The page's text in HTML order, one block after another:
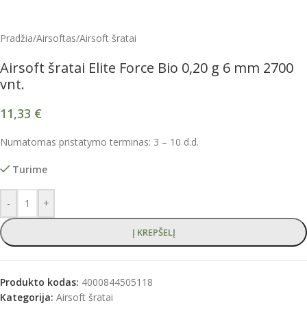
Pradžia/Airsoftas/Airsoft šratai
Airsoft šratai Elite Force Bio 0,20 g 6 mm 2700
vnt.
11,33 €
Numatomas pristatymo terminas: 3 – 10 d.d.
Turime
- +
Į KREPŠELĮ
Produkto kodas: 4000844505118
Kategorija: Airsoft šratai